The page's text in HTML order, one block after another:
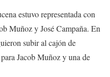
estuvo representada con
Muñoz y José Campaña. En
subir al cajón de
Jacob Muñoz y una de